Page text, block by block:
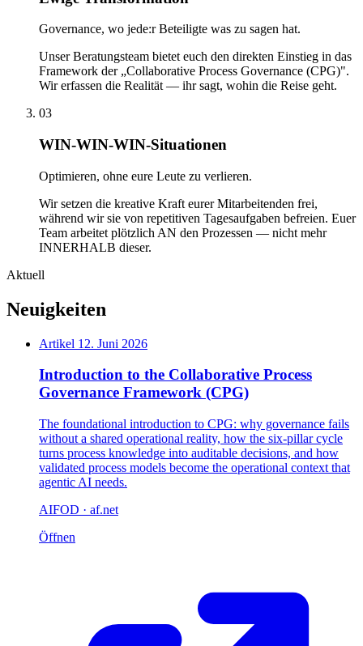
Governance, wo jede:r Beteiligte was zu sagen hat.
Unser Beratungsteam bietet euch den direkten Einstieg in das
Framework der „Collaborative Process Governance (CPG)".
Wir erfassen die Realität — ihr sagt, wohin die Reise geht.
03
WIN-WIN-WIN-Situationen
Optimieren, ohne eure Leute zu verlieren.
Wir setzen die kreative Kraft eurer Mitarbeitenden frei,
während wir sie von repetitiven Tagesaufgaben befreien. Euer
Team arbeitet plötzlich AN den Prozessen — nicht mehr
INNERHALB dieser.
Aktuell
Neuigkeiten
Artikel 12. Juni 2026
Introduction to the Collaborative Process
Governance Framework (CPG)
The foundational introduction to CPG: why governance fails
without a shared operational reality, how the six-pillar cycle
turns process knowledge into auditable decisions, and how
validated process models become the operational context that
agentic AI needs.
AIFOD · af.net
Öffnen